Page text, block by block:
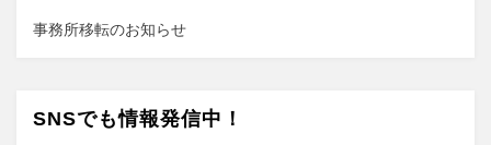
事務所移転のお知らせ
SNSでも情報発信中！